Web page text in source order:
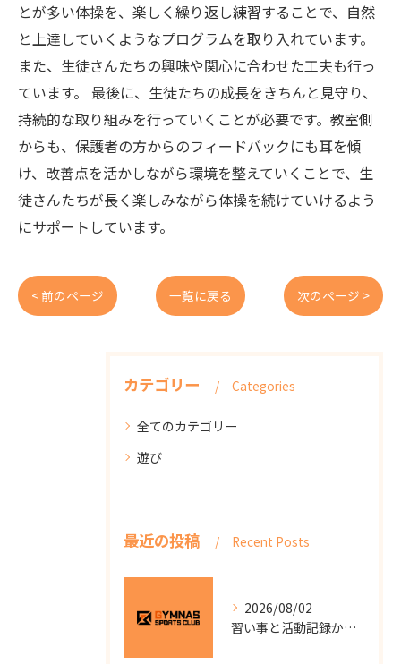
とが多い体操を、楽しく繰り返し練習することで、自然
と上達していくようなプログラムを取り入れています。
また、生徒さんたちの興味や関心に合わせた工夫も行っ
ています。 最後に、生徒たちの成長をきちんと見守り、
持続的な取り組みを行っていくことが必要です。教室側
からも、保護者の方からのフィードバックにも耳を傾
け、改善点を活かしながら環境を整えていくことで、生
徒さんたちが長く楽しみながら体操を続けていけるよう
にサポートしています。
< 前のページ 一覧に戻る 次のページ >
カテゴリー Categories
全てのカテゴリー
遊び
最近の投稿 Recent Posts
2026/08/02
習い事と活動記録から見る静岡県浜松市中央区東三方町の地域教室選びガイド